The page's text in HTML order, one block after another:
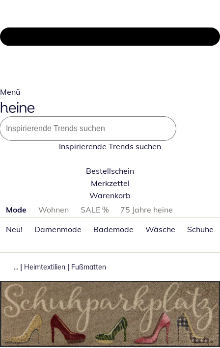
Menü
Inspirierende Trends suchen
Bestellschein
Merkzettel
Warenkorb
Produktkategorien überspringen
Mode Wohnen SALE %
75 Jahre heine
Neu!
Damenmode Bademode Wäsche Schuhe
... | Heimtextilien | Fußmatten